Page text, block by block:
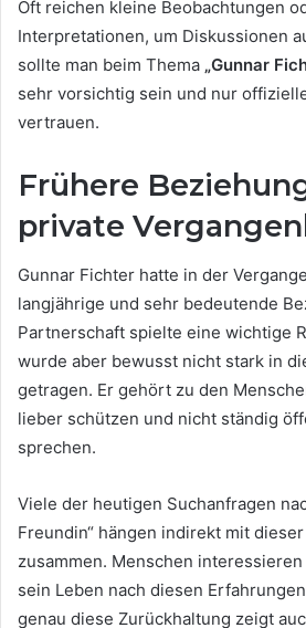
Oft reichen kleine Beobachtungen
Interpretationen, um Diskussionen
sollte man beim Thema „Gunnar
sehr vorsichtig sein und nur
vertrauen.
Frühere
private
Gunnar Fichter hatte in der
langjährige und sehr bedeutende
Partnerschaft spielte eine wichtige
wurde aber bewusst nicht stark in
getragen. Er gehört zu den
lieber schützen und nicht ständig
sprechen.
Viele der heutigen Suchanfragen
Freundin“ hängen indirekt mit
zusammen. Menschen
sein Leben nach diesen
genau diese Zurückhaltung zeigt